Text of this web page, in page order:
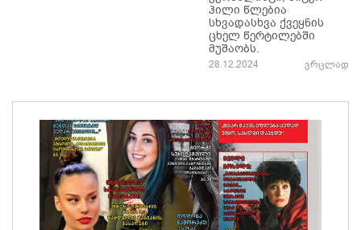
ჰილი წლებია
სხვადასხვა ქვეყნის
ცხელ წერტილებში
მუშაობს.
28.12.2024 ვრცლად